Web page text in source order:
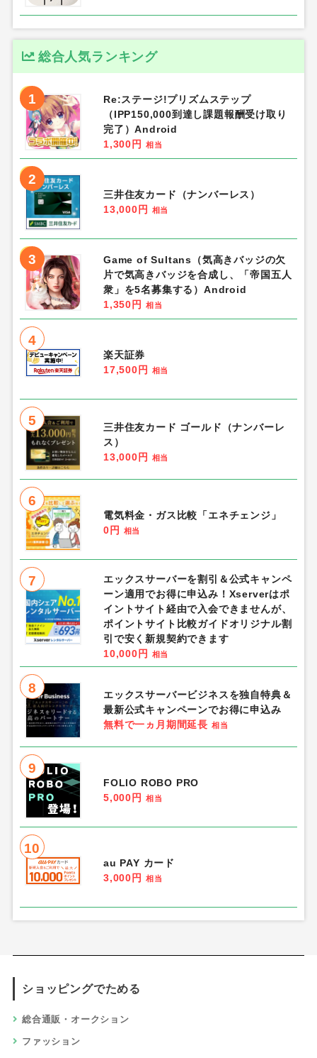
総合人気ランキング
1
Re:ステージ!プリズムステップ
（IPP150,000到達し課題報酬受け取り
完了）Android
1,300円
相当
2
三井住友カード（ナンバーレス）
13,000円
相当
3
Game of Sultans（気高きバッジの欠
片で気高きバッジを合成し、「帝国五人
衆」を5名募集する）Android
1,350円
相当
4
楽天証券
17,500円
相当
5
三井住友カード ゴールド（ナンバーレ
ス）
13,000円
相当
6
電気料金・ガス比較「エネチェンジ」
0円
相当
7
エックスサーバーを割引＆公式キャンペ
ーン適用でお得に申込み！Xserverはポ
イントサイト経由で入会できませんが、
ポイントサイト比較ガイドオリジナル割
引で安く新規契約できます
10,000円
相当
8
エックスサーバービジネスを独自特典＆
最新公式キャンペーンでお得に申込み
無料で一ヵ月期間延長 相当
9
FOLIO ROBO PRO
5,000円
相当
10
au PAY カード
3,000円
相当
ショッピングでためる
総合通販・オークション
ファッション